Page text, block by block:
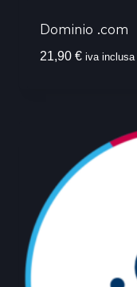
Dominio .com
21,90 € iva inclusa